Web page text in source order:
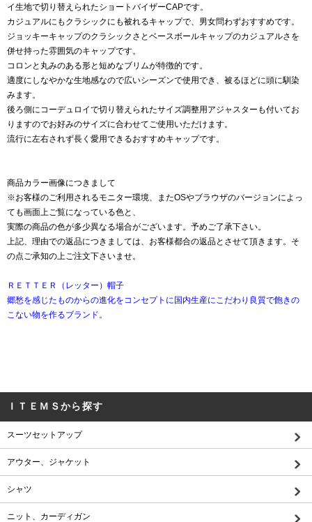
イ生地で切り替えられたショートバイザーCAPです。
カジュアルにもクラシックにも被れるキャップで、男女問わずおすすめです。
ジョッキーキャップのクラシックさとベースボールキャップのカジュアルさを
併せ持った雰囲気のキャップです。
コロンと丸みのある形と短めなブリムが特徴的です。
適度にしなやかな生地感なので広いシーズンで使用でき、被るほどに頭に馴染
みます。
後ろ側にコーデュロイで切り替えられたサイズ調整用アジャスターも付いてお
りますのでお好みのサイズに合わせてご使用いただけます。
流行に左右されず長く愛用できるおすすめキャップです。
商品カラー画像につきまして
※お客様のご利用されるモニター環境、またOSやブラウザのバージョンによっ
ても画面上ご覧になっている色と、
実際の商品の色が多少異なる場合がございます。予めご了承下さい。
上記、理由での返品につきましては、お客様都合の返品とさせて頂きます。そ
の点ご承知の上ご注文下さいませ。
ＲＥＴＴＥＲ（レッター）帽子
郷愁を感じたものからの進化をコンセプトに国内生産にこだわり良質で飽きの
こない物を作るブランド。
ＩＴＥＭＳから探す
スーツセットアップ
アウター、ジャケット
シャツ
ニット、カーディガン